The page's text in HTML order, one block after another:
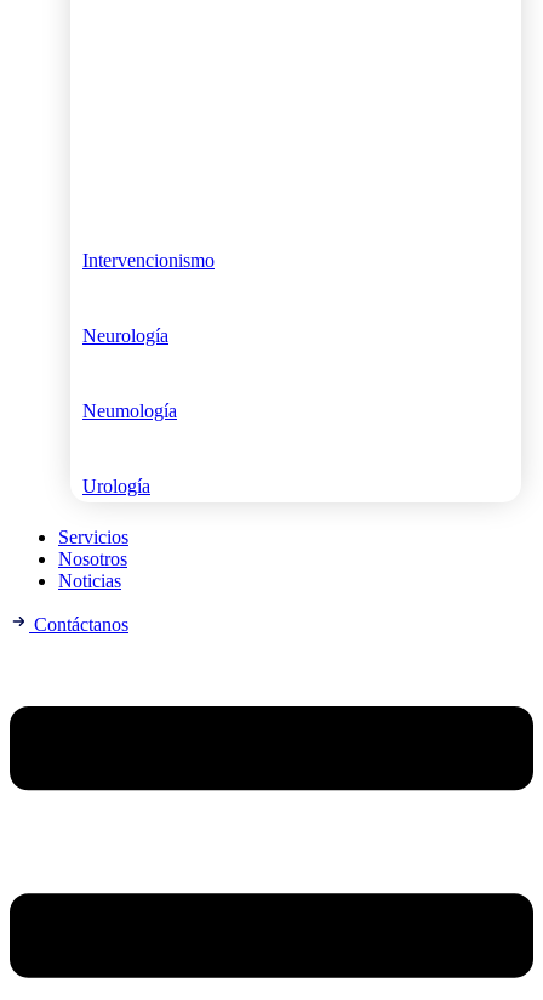
Intervencionismo
Neurología
Neumología
Urología
Servicios
Nosotros
Noticias
Contáctanos